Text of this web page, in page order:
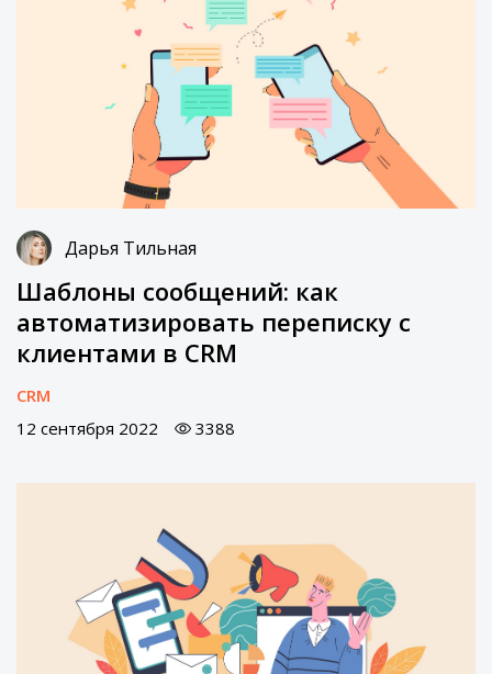
Дарья Тильная
Шаблоны сообщений: как
автоматизировать переписку с
клиентами в CRM
CRM
12 сентября 2022
3388